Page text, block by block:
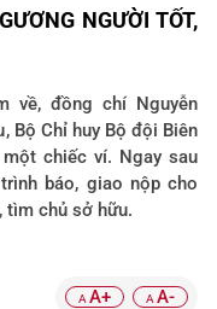
NGƯỜI TỐT,
về, đồng chí Nguyễn
Bộ Chỉ huy Bộ đội Biên
chiếc ví. Ngay sau
báo, giao nộp cho
tìm chủ sở hữu.
A A+ A A-